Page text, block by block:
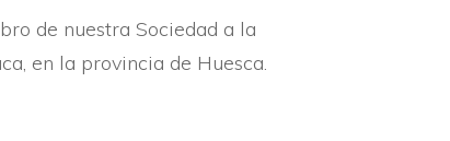
de nuestra Sociedad a la
en la provincia de Huesca.